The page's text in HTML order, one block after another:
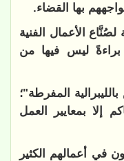
بها القضاء.
الأعمال الفنية
براءةً ليس فيها من
المفرطة"؛
إلا بمعايير العمل
في أعمالهم الكثير